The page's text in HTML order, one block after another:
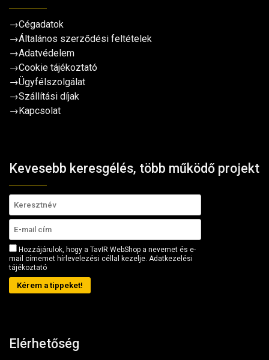
→Cégadatok
→Általános szerződési feltételek
→Adatvédelem
→Cookie tájékoztató
→Ügyfélszolgálat
→Szállítási díjak
→Kapcsolat
Kevesebb keresgélés, több működő projekt
Hozzájárulok, hogy a TavIR WebShop a nevemet és e-
mail címemet hírlevelezési céllal kezelje. Adatkezelési
tájékoztató
Kérem a tippeket!
Elérhetőség